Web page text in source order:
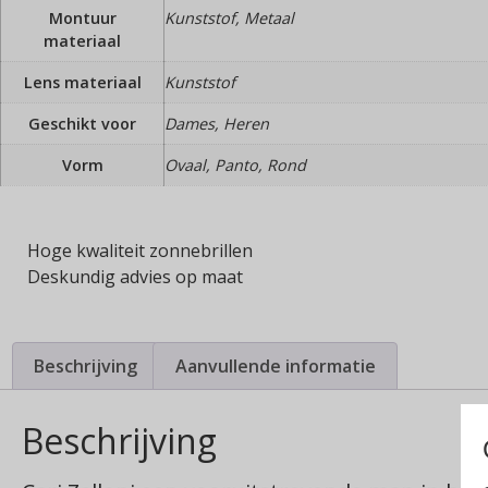
Montuur
materiaal
Kunststof, Metaal
Lens materiaal
Kunststof
Geschikt voor
Dames, Heren
Vorm
Ovaal, Panto, Rond
Hoge kwaliteit zonnebrillen
Deskundig advies op maat
Beschrijving Aanvullende informatie
Beschrijving